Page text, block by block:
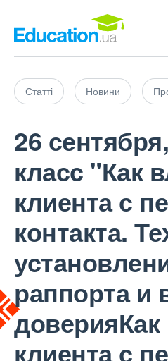
Статті Новини
26
класс "Как
клиента с
контакта.
раппорта и
клиента с